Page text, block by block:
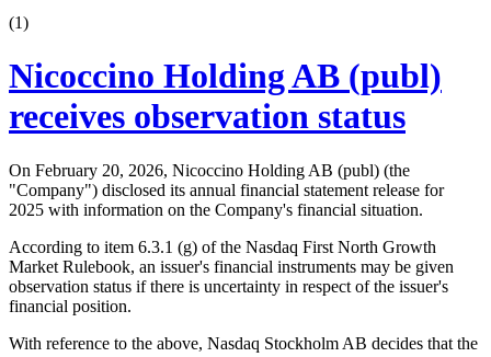
(1)
Nicoccino Holding AB (publ)
receives observation status
On February 20, 2026, Nicoccino Holding AB (publ) (the
"Company") disclosed its annual financial statement release for
2025 with information on the Company's financial situation.
According to item 6.3.1 (g) of the Nasdaq First North Growth
Market Rulebook, an issuer's financial instruments may be given
observation status if there is uncertainty in respect of the issuer's
financial position.
With reference to the above, Nasdaq Stockholm AB decides that the